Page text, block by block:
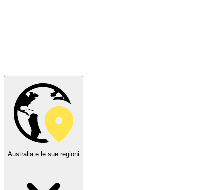
Australia e le sue regioni